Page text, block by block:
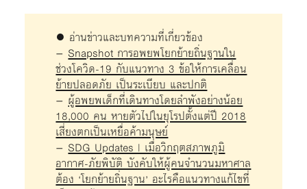
● อ่านข่าวและบทความที่เกี่ยวข้อง
– Snapshot การอพยพโยกย้ายถิ่นฐานใน
ช่วงโควิด-19 กับแนวทาง 3 ข้อให้การเคลื่อน
ย้ายปลอดภัย เป็นระเบียบ และปกติ
– ผู้อพยพเด็กที่เดินทางโดยลำพังอย่างน้อย
18,000 คน หายตัวไปในยุโรปตั้งแต่ปี 2018
เสี่ยงตกเป็นเหยื่อค้ามนุษย์
– SDG Updates | เมื่อวิกฤตสภาพภูมิ
อากาศ-ภัยพิบัติ บังคับให้ผู้คนจำนวนมหาศาล
ต้อง ‘โยกย้ายถิ่นฐาน’ อะไรคือแนวทางแก้ไขที่